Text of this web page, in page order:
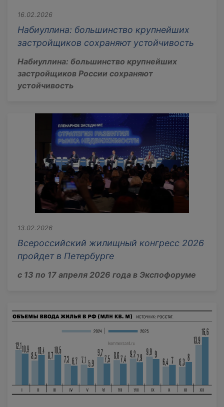
16.02.2026
Набиуллина: большинство крупнейших
застройщиков сохраняют устойчивость
Набиуллина: большинство крупнейших
застройщиков России сохраняют
устойчивость
13.02.2026
Всероссийский жилищный конгресс 2026
пройдет в Петербурге
с 13 по 17 апреля 2026 года в Экспофоруме